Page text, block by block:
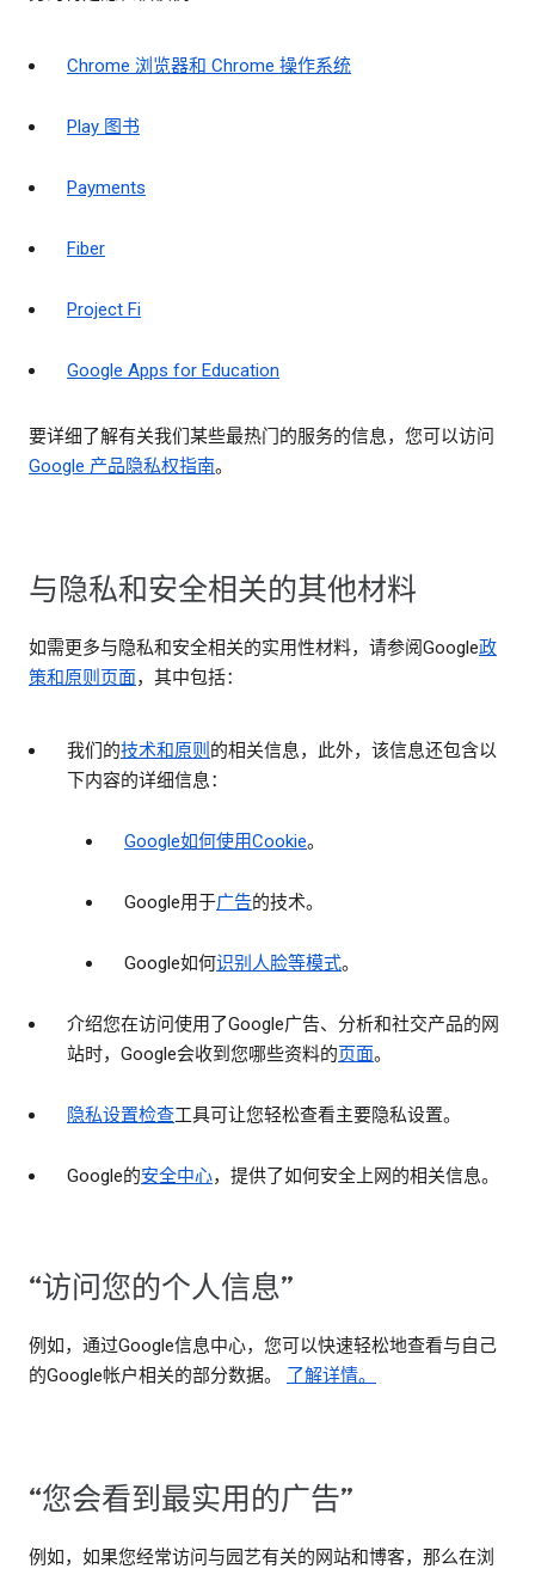
Chrome 浏览器和 Chrome 操作系统
Play 图书
Payments
Fiber
Project Fi
Google Apps for Education
要详细了解有关我们某些最热门的服务的信息，您可以访问
Google 产品隐私权指南。
与隐私和安全相关的其他材料
如需更多与隐私和安全相关的实用性材料，请参阅Google政
策和原则页面，其中包括：
我们的技术和原则 的相关信息，此外，该信息还包含以
下内容的详细信息：
Google如何使用Cookie。
Google用于广告的技术。
Google如何识别人脸等模式。
介绍您在访问使用了Google广告、分析和社交产品的网
站时，Google会收到您哪些资料的页面。
隐私设置检查工具可让您轻松查看主要隐私设置。
Google的安全中心，提供了如何安全上网的相关信息。
“访问您的个人信息”
例如，通过Google信息中心，您可以快速轻松地查看与自己
的Google帐户相关的部分数据。 了解详情。
“您会看到最实用的广告”
例如，如果您经常访问与园艺有关的网站和博客，那么在浏